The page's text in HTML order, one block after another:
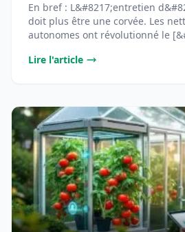
En bref : L&#8217;entretien
doit plus être une corvée. Les
autonomes ont révolutionné le
Lire l'article